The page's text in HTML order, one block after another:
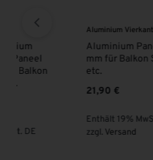
Aluminium Elemente
Alu-Sichtschutzzaun
Premium